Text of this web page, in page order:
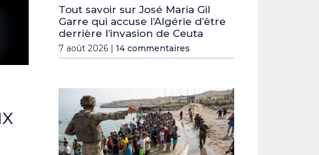
Tout savoir sur José Maria Gil
Garre qui accuse l’Algérie d’être
derrière l’invasion de Ceuta
7 août 2026 | 14 commentaires